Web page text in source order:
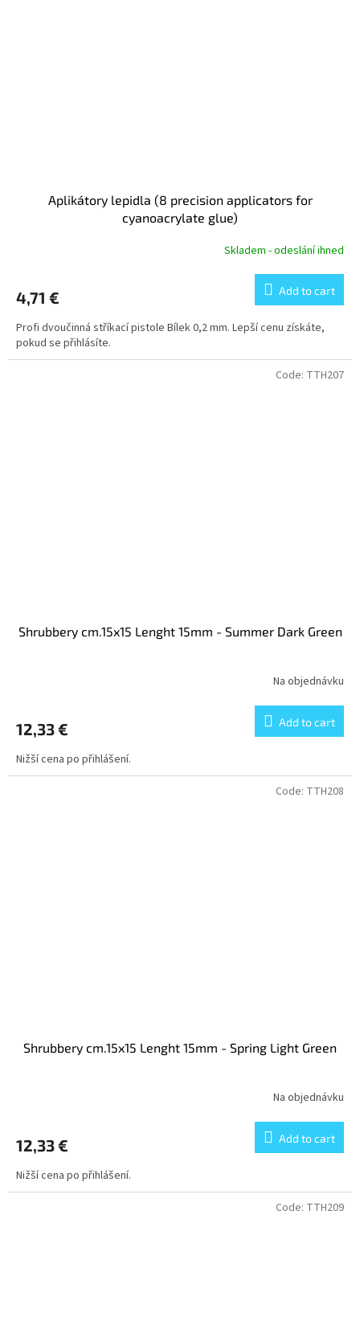
Aplikátory lepidla (8 precision applicators for
cyanoacrylate glue)
Skladem - odeslání ihned
4,71 € Add to cart
Profi dvoučinná stříkací pistole Bílek 0,2 mm. Lepší cenu získáte,
pokud se přihlásíte.
Shrubbery cm.15x15 Lenght 15mm - Summer Dark Green
Na objednávku
12,33 € Add to cart
Nižší cena po přihlášení.
Code: TTH207
Shrubbery cm.15x15 Lenght 15mm - Spring Light Green
Na objednávku
12,33 € Add to cart
Nižší cena po přihlášení.
Code: TTH208
Code: TTH209